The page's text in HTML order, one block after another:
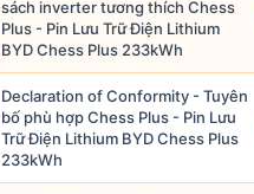
sách inverter tương thích Chess
Plus - Pin Lưu Trữ Điện Lithium
BYD Chess Plus 233kWh
Declaration of Conformity - Tuyên
bố phù hợp Chess Plus - Pin Lưu
Trữ Điện Lithium BYD Chess Plus
233kWh